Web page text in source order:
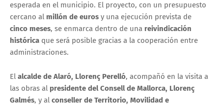
esperada en el municipio. El proyecto, con un presupuesto
cercano al millón de euros y una ejecución prevista de
cinco meses, se enmarca dentro de una reivindicación
histórica que será posible gracias a la cooperación entre
administraciones.
El alcalde de Alaró, Llorenç Perelló, acompañó en la visita a
las obras al presidente del Consell de Mallorca, Llorenç
Galmés, y al conseller de Territorio, Movilidad e